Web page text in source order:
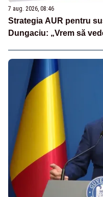
7 aug. 2026, 08:46
Strategia AUR pentru
Dungaciu: „Vrem să